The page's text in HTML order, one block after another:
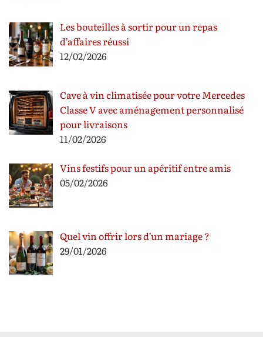
Les bouteilles à sortir pour un repas
d’affaires réussi
12/02/2026
Cave à vin climatisée pour votre Mercedes
Classe V avec aménagement personnalisé
pour livraisons
11/02/2026
Vins festifs pour un apéritif entre amis
05/02/2026
Quel vin offrir lors d’un mariage ?
29/01/2026